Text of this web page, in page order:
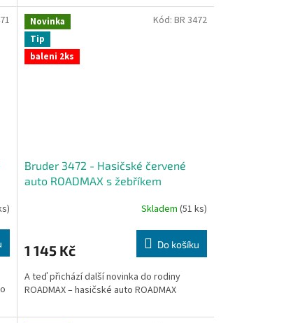
Novinka
Tip
baleni 2ks
Bruder 3472 - Hasičské červené
auto ROADMAX s žebříkem
Skladem (51 ks)
1 145 Kč Do košíku
A teď přichází další novinka do rodiny
ROADMAX – hasičské auto ROADMAX
Kód: BR 3472